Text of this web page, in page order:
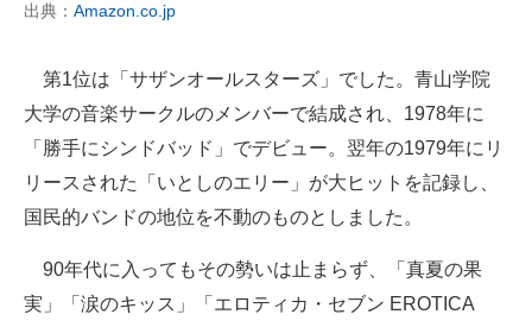
出典： Amazon.co.jp
第1位は「サザンオールスターズ」でした。青山学院
大学の音楽サークルのメンバーで結成され、1978年に
「勝手にシンドバッド」でデビュー。翌年の1979年にリ
リースされた「いとしのエリー」が大ヒットを記録し、
国民的バンドの地位を不動のものとしました。
90年代に入ってもその勢いは止まらず、「真夏の果
実」「涙のキッス」「エロティカ・セブン EROTICA